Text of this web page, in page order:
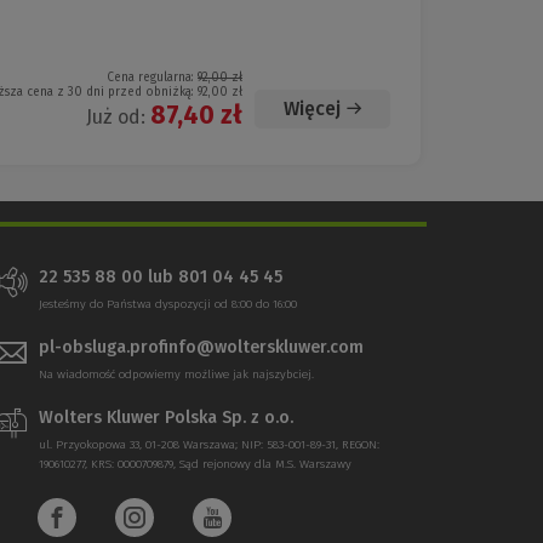
Cena regularna: 92,00 zł
cena z 30 dni przed obniżką: 92,00 zł
Już od: 87,40 zł Więcej
22 535 88 00 lub 801 04 45 45
Jesteśmy do Państwa dyspozycji od 8:00 do 16:00
pl-obsluga.profinfo@wolterskluwer.com
Na wiadomość odpowiemy możliwe jak najszybciej.
Wolters Kluwer Polska Sp. z o.o.
ul. Przyokopowa 33, 01-208 Warszawa; NIP: 583-001-89-31, REGON:
190610277, KRS: 0000709879, Sąd rejonowy dla M.S. Warszawy